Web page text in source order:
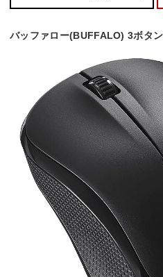
バッファロー(BUFFALO) 3ボタ